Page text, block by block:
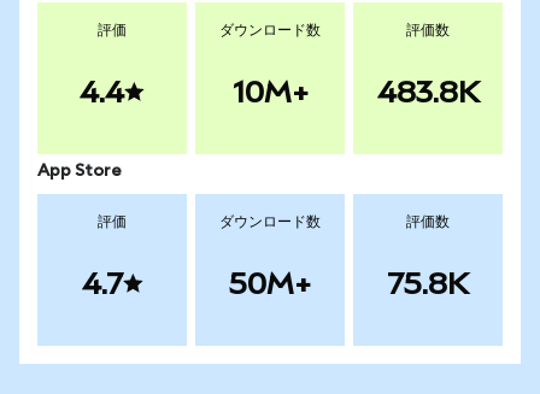
評価
4.4
ダウンロード数
10M+
評価数
483.8K
App Store
評価
4.7
ダウンロード数
50M+
評価数
75.8K